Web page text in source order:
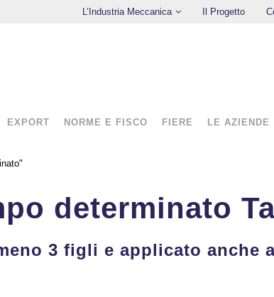
L’Industria Meccanica Il Progetto
EXPORT NORME E FISCO FIERE LE AZIENDE
determinato
3 figli e applicato anche